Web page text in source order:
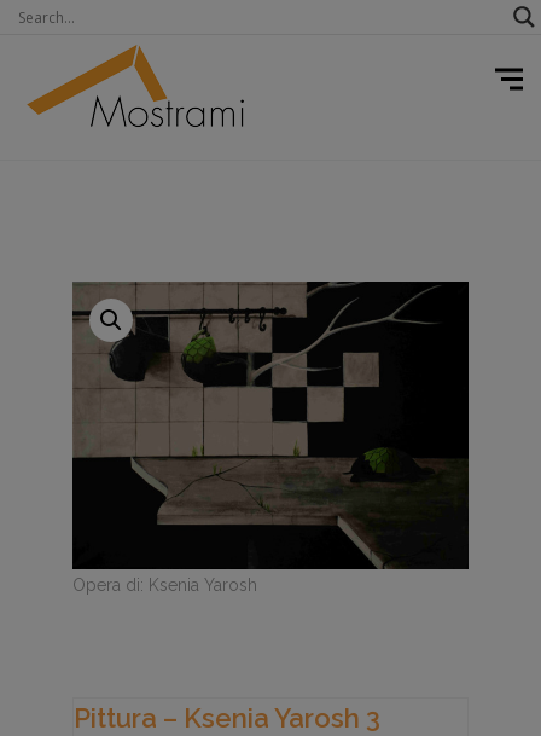
Opera di: Ksenia Yarosh
Pittura – Ksenia Yarosh 3